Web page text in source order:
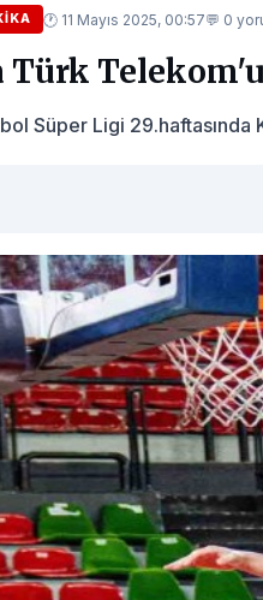
🕐 11 Mayıs 2025, 00:57💬 0
Türk
Süper Ligi